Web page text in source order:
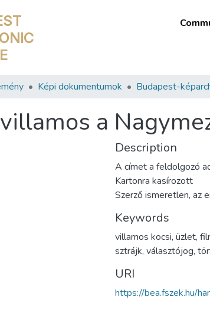
Képi dokumentumok Budapest-
a
Description
A címet a feldolgozó
Kartonra kasírozott
Szerző ismeretlen,
Keywords
villamos kocsi, üzlet,
sztrájk, választójog,
URI
https://bea.fszek.hu/